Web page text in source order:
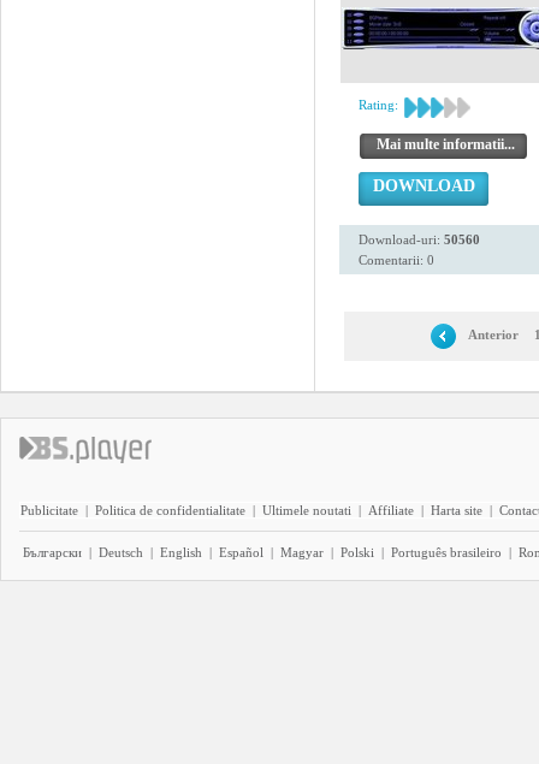
Rating:
Mai multe informatii...
DOWNLOAD
Download-uri: 50560
Comentarii: 0
Anterior
Publicitate | Politica de confidentialitate | Ultimele noutati | Affiliate | Harta site |
Български | Deutsch | English | Español | Magyar | Polski | Português brasileiro |